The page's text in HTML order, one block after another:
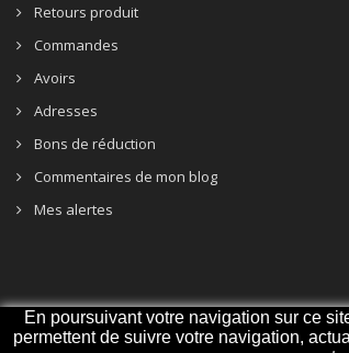
Retours produit
Commandes
Avoirs
Adresses
Bons de réduction
Commentaires de mon blog
Mes alertes
En poursuivant votre navigation sur ce
permettent de suivre votre navigation,